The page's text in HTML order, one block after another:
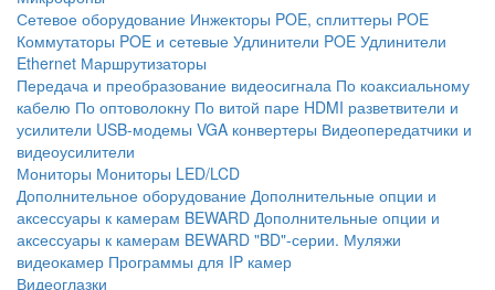
Сетевое оборудование Инжекторы POE, сплиттеры POE
Коммутаторы POE и сетевые Удлинители POE Удлинители
Ethernet Маршрутизаторы
Передача и преобразование видеосигнала По коаксиальному
кабелю По оптоволокну По витой паре HDMI разветвители и
усилители USB-модемы VGA конвертеры Видеопередатчики и
видеоусилители
Мониторы Мониторы LED/LCD
Дополнительное оборудование Дополнительные опции и
аксессуары к камерам BEWARD Дополнительные опции и
аксессуары к камерам BEWARD "BD"-серии. Муляжи
видеокамер Программы для IP камер
Видеоглазки